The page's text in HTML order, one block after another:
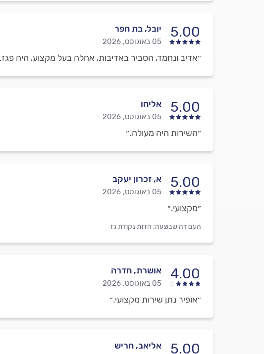
5.00 יובל, בת חפר
05 באוגוסט, 2026
״אדיב ונחמד, הסביר באדיבות, אחלה בעל מקצוע, היה
5.00 אליהו
05 באוגוסט, 2026
״השירות היה מעולה.״
5.00 א, זכרון יעקב
05 באוגוסט, 2026
״מקצועי.״
העבודה שבוצעה: הזזת נקודת גז
4.00 אושרת, חדרה
05 באוגוסט, 2026
״אופיר נתן שירות מקצועי.״
5.00 אליאב, חריש